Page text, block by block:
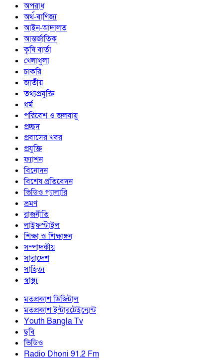
অপরাধ
অর্থ-বাণিজ্য
আইন-আদালত
আন্তর্জাতিক
কৃষি বার্তা
খেলাধুলা
চাকরি
জাতীয়
তথ্যপ্রযুক্তি
ধর্ম
পরিবেশ ও জলবায়ু
প্রচ্ছদ
প্রবাসের খবর
প্রযুক্তি
ফ্যাশন
বিনোদন
বিশেষ প্রতিবেদন
ভিডিও গ্যালারি
ভ্রমণ
রাজনীতি
লাইফস্টাইল
শিক্ষা ও শিক্ষাঙ্গন
সম্পাদকীয়
সারাদেশ
সাহিত্য
স্বাস্থ্য
মতপ্রকাশ ডিজিটাল
মতপ্রকাশ ইন্টারটেইন্মেন্ট
Youth Bangla Tv
ছবি
ভিডিও
Radio Dhoni 91.2 Fm